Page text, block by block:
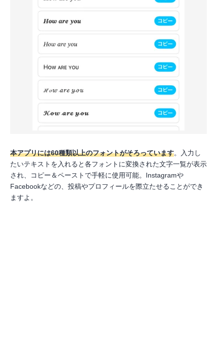
本アプリには60種類以上のフォントがそろっています。入力し
たいテキストを入れると各フォントに変換された文字一覧が表示
され、コピー＆ペーストで手軽に使用可能。Instagramや
Facebookなどの、投稿やプロフィールを際立たせることができ
ますよ。